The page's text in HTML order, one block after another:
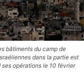
bâtiments du camp de
dans la partie est
opérations le 10 février